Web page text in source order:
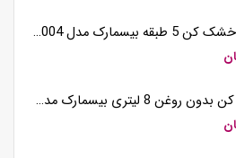
میوه خشک کن 5 طبقه بیسمارک مدل BM3004
سرخ کن بدون روغن 8 لیتری بیسمارک مدل BM3570